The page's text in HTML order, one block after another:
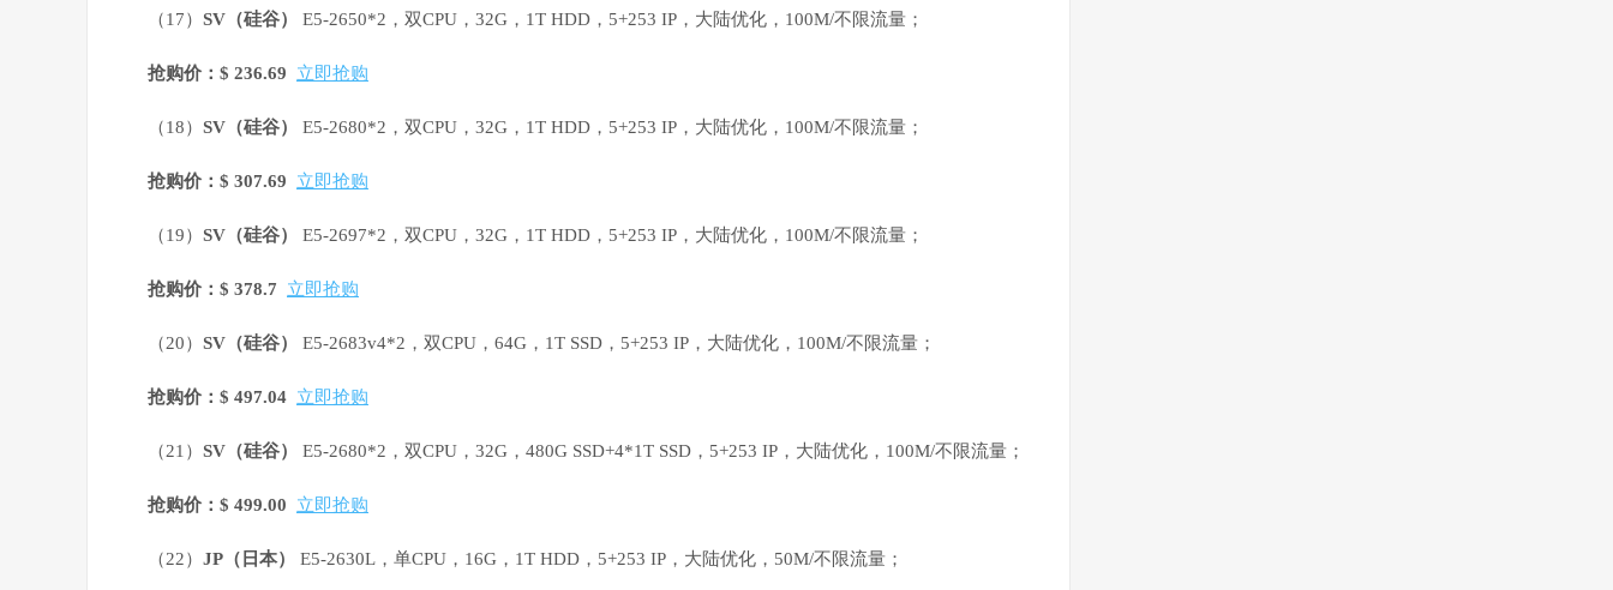
（17） SV （硅谷） E5-2650*2，双CPU，32G，1T HDD，5+253 IP，大陆优化，100M/不限流量；
抢购价：$ 236.69 立即抢购
（18） SV （硅谷） E5-2680*2，双CPU，32G，1T HDD，5+253 IP，大陆优化，100M/不限流量；
抢购价：$ 307.69 立即抢购
（19） SV （硅谷） E5-2697*2，双CPU，32G，1T HDD，5+253 IP，大陆优化，100M/不限流量；
抢购价：$ 378.7 立即抢购
（20） SV （硅谷） E5-2683v4*2，双CPU，64G，1T SSD，5+253 IP，大陆优化，100M/不限流量；
抢购价：$ 497.04 立即抢购
（21） SV （硅谷） E5-2680*2，双CPU，32G，480G SSD+4*1T SSD，5+253 IP，大陆优化，100M/不限流量；
抢购价：$ 499.00 立即抢购
（22） JP （日本） E5-2630L，单CPU，16G，1T HDD，5+253 IP，大陆优化，50M/不限流量；